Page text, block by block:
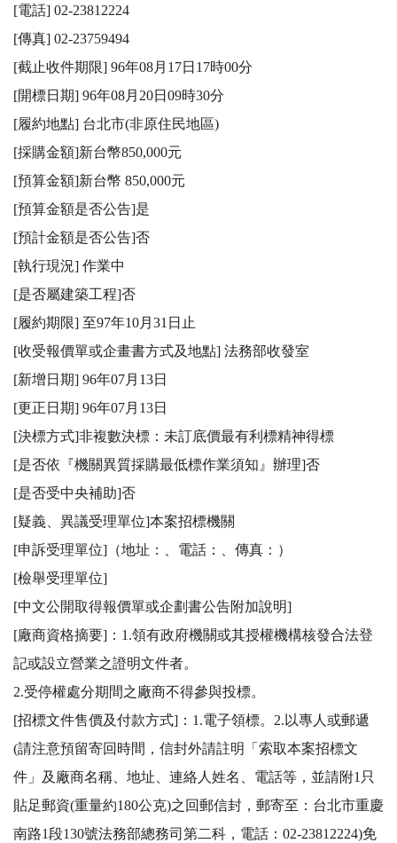
[電話] 02-23812224
[傳真] 02-23759494
[截止收件期限] 96年08月17日17時00分
[開標日期] 96年08月20日09時30分
[履約地點] 台北市(非原住民地區)
[採購金額]新台幣850,000元
[預算金額]新台幣 850,000元
[預算金額是否公告]是
[預計金額是否公告]否
[執行現況] 作業中
[是否屬建築工程]否
[履約期限] 至97年10月31日止
[收受報價單或企畫書方式及地點] 法務部收發室
[新增日期] 96年07月13日
[更正日期] 96年07月13日
[決標方式]非複數決標：未訂底價最有利標精神得標
[是否依『機關異質採購最低標作業須知』辦理]否
[是否受中央補助]否
[疑義、異議受理單位]本案招標機關
[申訴受理單位]（地址：、電話：、傳真：）
[檢舉受理單位]
[中文公開取得報價單或企劃書公告附加說明]
[廠商資格摘要]：1.領有政府機關或其授權機構核發合法登
記或設立營業之證明文件者。
2.受停權處分期間之廠商不得參與投標。
[招標文件售價及付款方式]：1.電子領標。2.以專人或郵遞
(請注意預留寄回時間，信封外請註明「索取本案招標文
件」及廠商名稱、地址、連絡人姓名、電話等，並請附1只
貼足郵資(重量約180公克)之回郵信封，郵寄至：台北市重慶
南路1段130號法務部總務司第二科，電話：02-23812224)免